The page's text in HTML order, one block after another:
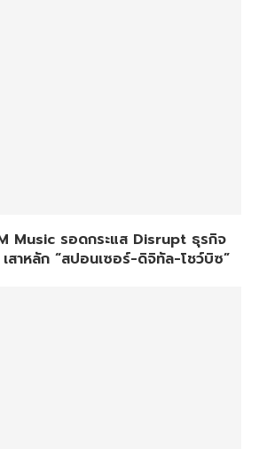
Music รอดกระแส Disrupt ธุรกิจ
สาหลัก “สปอนเซอร์-ดิจิทัล-โชว์บิซ”